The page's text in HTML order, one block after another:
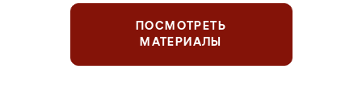
ПОСМОТРЕТЬ
МАТЕРИАЛЫ